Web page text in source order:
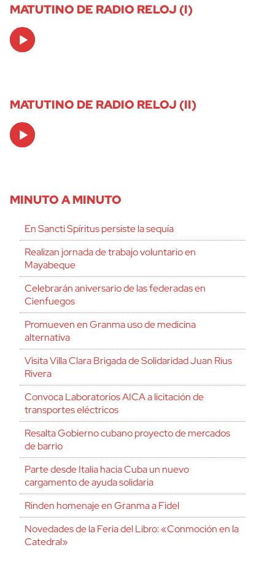
MATUTINO DE RADIO RELOJ (I)
Audio
Player
MATUTINO DE RADIO RELOJ (II)
Audio
Player
MINUTO A MINUTO
En Sancti Spíritus persiste la sequía
Realizan jornada de trabajo voluntario en
Mayabeque
Celebrarán aniversario de las federadas en
Cienfuegos
Promueven en Granma uso de medicina
alternativa
Visita Villa Clara Brigada de Solidaridad Juan Rius
Rivera
Convoca Laboratorios AICA a licitación de
transportes eléctricos
Resalta Gobierno cubano proyecto de mercados
de barrio
Parte desde Italia hacia Cuba un nuevo
cargamento de ayuda solidaria
Rinden homenaje en Granma a Fidel
Novedades de la Feria del Libro: «Conmoción en la
Catedral»